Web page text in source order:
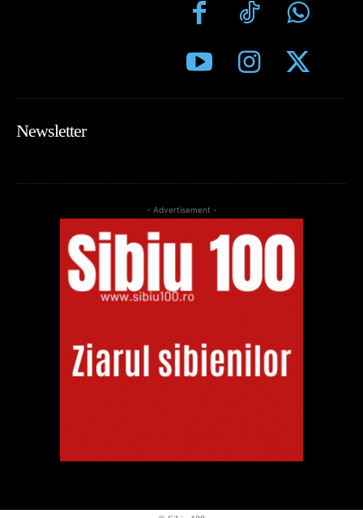
Newsletter
- Advertisement -